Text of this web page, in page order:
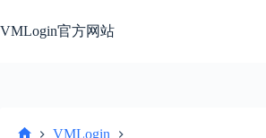
过
VMLogin官方网站
VMLogin